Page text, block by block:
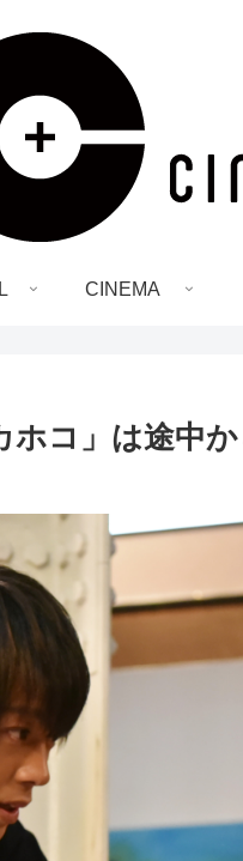
CINEMA
ホコ」は途中